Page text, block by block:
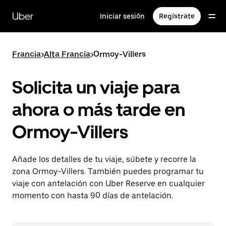
contenido
principal
Uber Iniciar sesión Regístrate
Francia>Alta Francia>Ormoy-Villers
Solicita un viaje para
ahora o más tarde en
Ormoy-Villers
Añade los detalles de tu viaje, súbete y recorre la
zona Ormoy-Villers. También puedes programar tu
viaje con antelación con Uber Reserve en cualquier
momento con hasta 90 días de antelación.